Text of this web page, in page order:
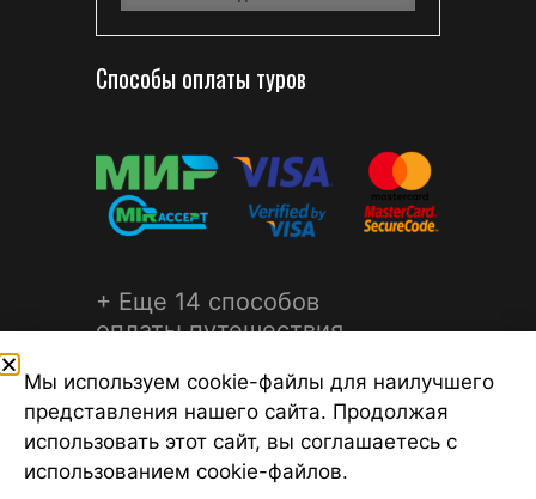
Способы оплаты туров
+ Еще 14 способов
оплаты путешествия
©2026 Турагентство Турсфера - Поиск туров от надежных
Мы используем cookie-файлы для наилучшего
представления нашего сайта. Продолжая
использовать этот сайт, вы соглашаетесь с
использованием cookie-файлов.